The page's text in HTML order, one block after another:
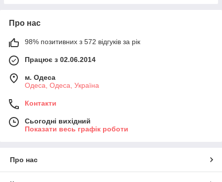
Про нас
98% позитивних з 572 відгуків за рік
Працює з 02.06.2014
м. Одеса
Одеса, Одеса, Україна
Контакти
Сьогодні вихідний
Показати весь графік роботи
Про нас